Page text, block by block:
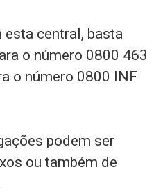
esta central, basta
o número 0800 463
o número 0800 INF
podem ser
ou também de